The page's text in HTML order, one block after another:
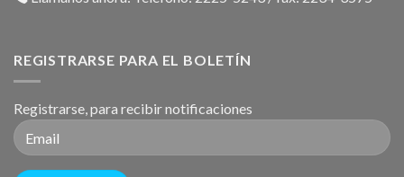
REGISTRARSE PARA EL BOLETÍN
Registrarse, para recibir notificaciones